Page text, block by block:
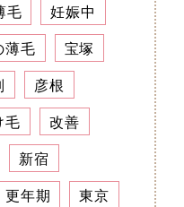
毛
妊娠中
薄毛
宝塚
彦根
毛
改善
新宿
更年期
東京